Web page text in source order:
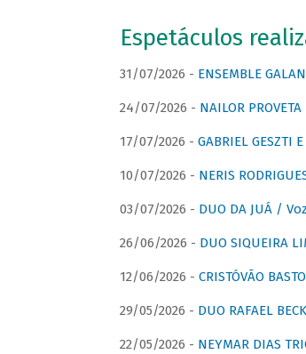
Espetáculos
31/07/2026 - ENSEMBLE
24/07/2026 - NAILOR
17/07/2026 - GABRIEL
10/07/2026 - NERIS
03/07/2026 - DUO DA JUÁ /
26/06/2026 - DUO SIQUEIRA
12/06/2026 - CRISTÓVÃO
29/05/2026 - DUO RAFAEL
22/05/2026 - NEYMAR DIAS